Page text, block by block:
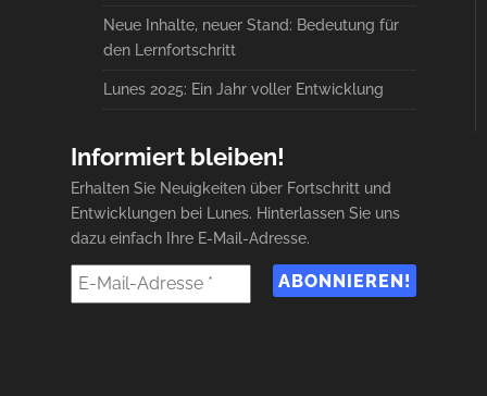
Neue Inhalte, neuer Stand: Bedeutung für
den Lernfortschritt
Lunes 2025: Ein Jahr voller Entwicklung
Informiert bleiben!
Erhalten Sie Neuigkeiten über Fortschritt und
Entwicklungen bei Lunes. Hinterlassen Sie uns
dazu einfach Ihre E-Mail-Adresse.